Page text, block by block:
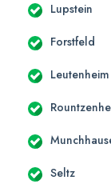
Lupstein
Forstfeld
Leutenheim
Seltz